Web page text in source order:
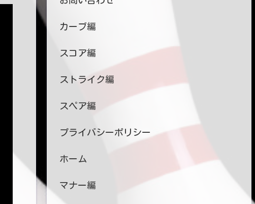
カーブ編
スコア編
ストライク編
スペア編
プライバシーポリシー
ホーム
マナー編